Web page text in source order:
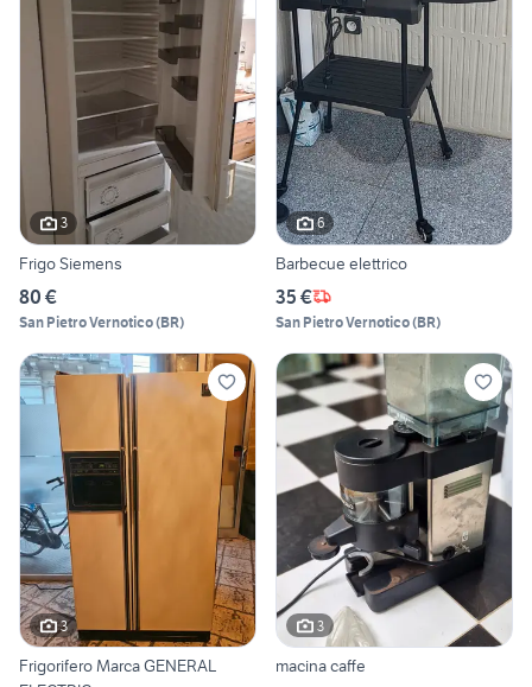
3
Frigo Siemens
80 €
San Pietro Vernotico(BR)
6
Barbecue elettrico
35 €
San Pietro Vernotico(BR)
3
Frigorifero Marca GENERAL
3
macina caffe